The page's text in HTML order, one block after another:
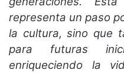
representa un paso
la cultura, sino que
para futuras
enriqueciendo la